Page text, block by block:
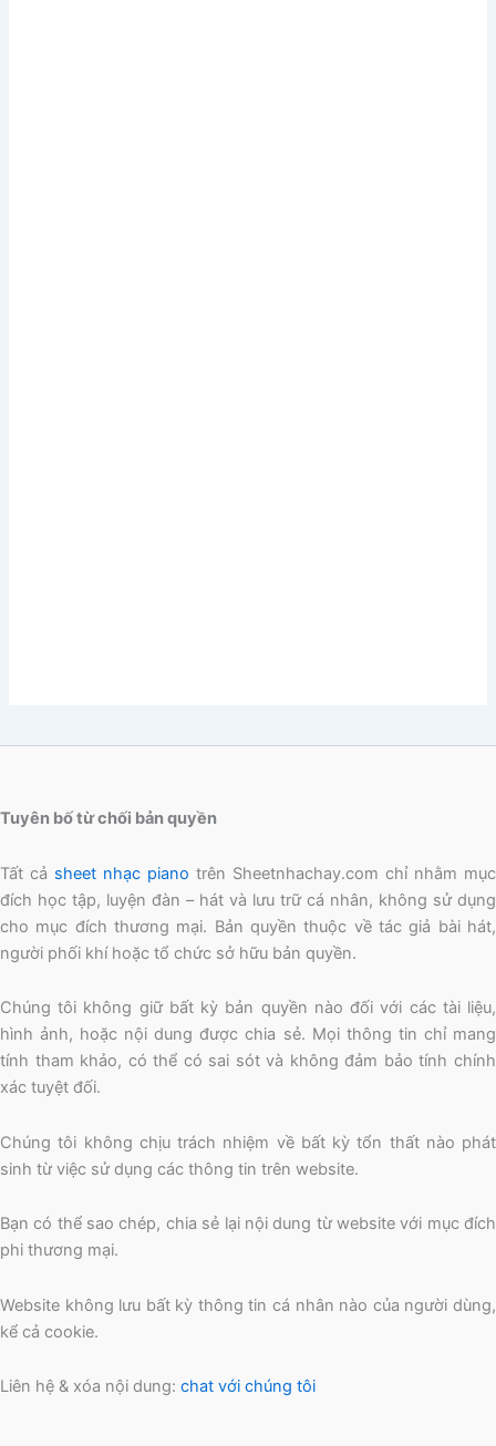
Tuyên bố từ chối bản quyền
Tất cả sheet nhạc piano trên Sheetnhachay.com chỉ nhằm mục
đích học tập, luyện đàn – hát và lưu trữ cá nhân, không sử dụng
cho mục đích thương mại. Bản quyền thuộc về tác giả bài hát,
người phối khí hoặc tổ chức sở hữu bản quyền.
Chúng tôi không giữ bất kỳ bản quyền nào đối với các tài liệu,
hình ảnh, hoặc nội dung được chia sẻ. Mọi thông tin chỉ mang
tính tham khảo, có thể có sai sót và không đảm bảo tính chính
xác tuyệt đối.
Chúng tôi không chịu trách nhiệm về bất kỳ tổn thất nào phát
sinh từ việc sử dụng các thông tin trên website.
Bạn có thể sao chép, chia sẻ lại nội dung từ website với mục đích
phi thương mại.
Website không lưu bất kỳ thông tin cá nhân nào của người dùng,
kể cả cookie.
Liên hệ & xóa nội dung: chat với chúng tôi